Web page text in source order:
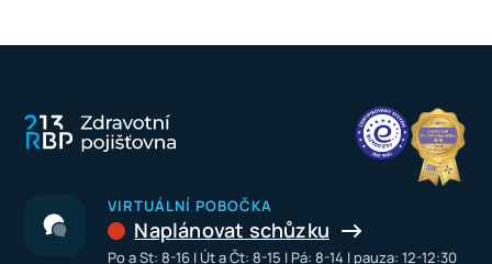
VIRTUÁLNÍ POBOČKA
Naplánovat schůzku
Po a St: 8-16 I Út a Čt: 8-15 I Pá: 8-14 I pauza: 12-12:30